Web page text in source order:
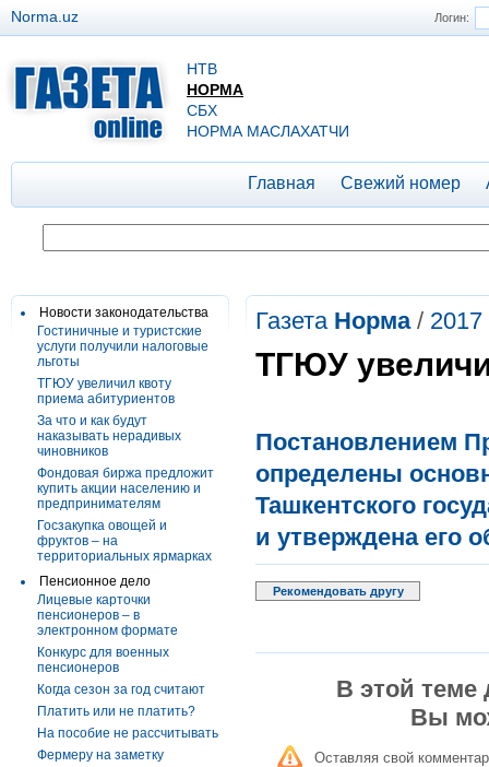
Логин:
Norma.uz
НТВ
НОРМА
СБХ
НОРМА МАСЛАХАТЧИ
Главная Свежий номер
Новости законодательства
Гостиничные и туристские
услуги получили налоговые
льготы
ТГЮУ увеличил квоту
приема абитуриентов
За что и как будут
наказывать нерадивых
чиновников
Фондовая биржа предложит
купить акции населению и
предпринимателям
Госзакупка овощей и
фруктов – на
территориальных ярмарках
Пенсионное дело
Лицевые карточки
пенсионеров – в
электронном формате
Конкурс для военных
пенсионеров
Когда сезон за год считают
Платить или не платить?
На пособие не рассчитывать
Фермеру на заметку
Газета Норма/ 2017
ТГЮУ
Постановлением
определены
Ташкентского
и утверждена его
Рекомендовать другу
В этой теме
Вы
Оставляя свой